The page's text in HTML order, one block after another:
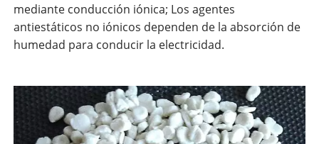
mediante conducción iónica; Los agentes
antiestáticos no iónicos dependen de la absorción de
humedad para conducir la electricidad.